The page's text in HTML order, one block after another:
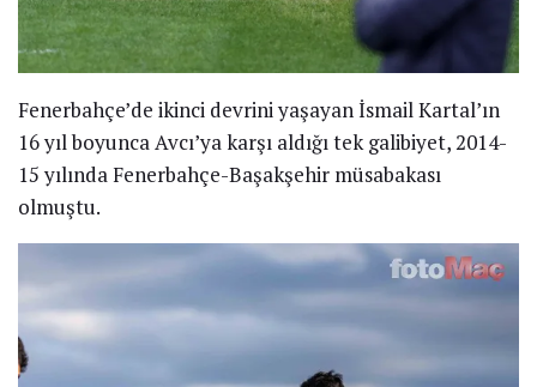
Fenerbahçe’de ikinci devrini yaşayan İsmail Kartal’ın
16 yıl boyunca Avcı’ya karşı aldığı tek galibiyet, 2014-
15 yılında Fenerbahçe-Başakşehir müsabakası
olmuştu.